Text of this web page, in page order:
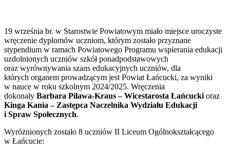
19 września br. w Starostwie Powiatowym miało miejsce uroczyste
wręczenie dyplomów uczniom, którym zostało przyznane
stypendium w ramach Powiatowego Programu wspierania edukacji
uzdolnionych uczniów szkół ponadpodstawowych
oraz wyrównywania szans edukacyjnych uczniów, dla
których organem prowadzącym jest Powiat Łańcucki, za wyniki
w nauce w roku szkolnym 2024/2025. Wręczenia
dokonały Barbara Pilawa-Kraus – Wicestarosta Łańcucki oraz
Kinga Kania – Zastępca Naczelnika Wydziału Edukacji
i Spraw Społecznych.
Wyróżnionych zostało 8 uczniów II Liceum Ogólnokształcącego
w Łańcucie: